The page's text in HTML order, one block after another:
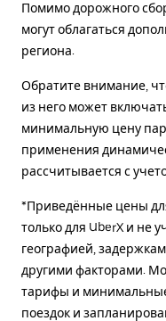
Помимо дорожного
могут облагаться
региона.
Обратите внимание,
из него может
минимальную цену
применения
рассчитывается с
*Приведённые цены
только для UberX и не
географией,
другими факторами.
тарифы и
поездок и